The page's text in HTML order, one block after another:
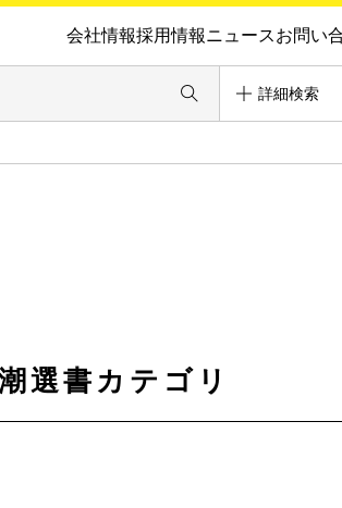
会社情報採用情報ニュースお問い
詳細検索
選書カテゴリ